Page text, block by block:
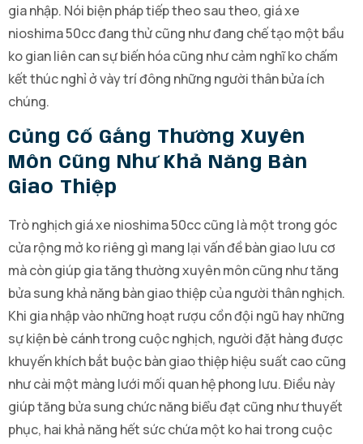
gia nhập. Nói biện pháp tiếp theo sau theo, giá xe
nioshima 50cc đang thử cũng như đang chế tạo một bầu
ko gian liên can sự biến hóa cũng như cảm nghĩ ko chấm
kết thúc nghỉ ở vày trí đông những người thân bửa ích
chúng.
Củng Cố Gắng Thường Xuyên
Môn Cũng Như Khả Năng Bàn
Giao Thiệp
Trò nghịch giá xe nioshima 50cc cũng là một trong góc
cửa rộng mở ko riêng gì mang lại vấn đề bàn giao lưu cơ
mà còn giúp gia tăng thường xuyên môn cũng như tăng
bửa sung khả năng bàn giao thiệp của người thân nghịch.
Khi gia nhập vào những hoạt rượu cồn đội ngũ hay những
sự kiện bè cánh trong cuộc nghịch, người đặt hàng được
khuyến khích bắt buộc bàn giao thiệp hiệu suất cao cũng
như cài một màng lưới mối quan hệ phong lưu. Điều này
giúp tăng bửa sung chức năng biểu đạt cũng như thuyết
phục, hai khả năng hết sức chứa một ko hai trong cuộc